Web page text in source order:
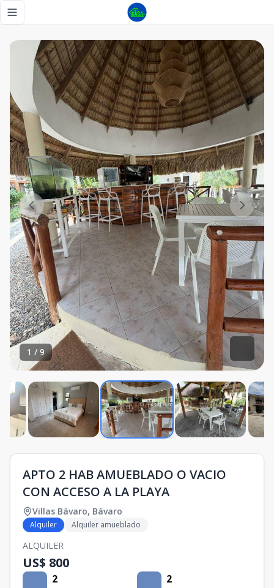
Toggle navigation menu
1 / 9
APTO 2 HAB AMUEBLADO O VACIO
CON ACCESO A LA PLAYA
Villas Bávaro, Bávaro
Alquiler Alquiler amueblado
ALQUILER
US$ 800
2 2
APTO 2 HAB AMUEBLADO O VACIO CON ACCESO A LA